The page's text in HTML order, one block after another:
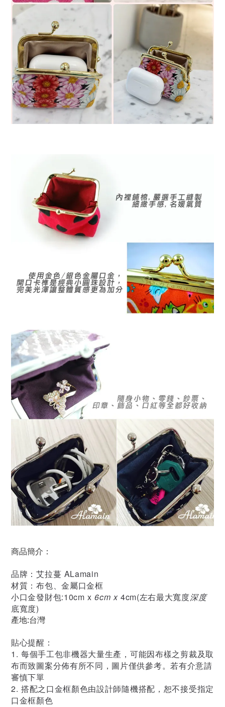
商品簡介：
品牌：艾拉蔓 ALamain
材質：布包、金屬口金框
小口金發財包:10cm x6cm x 4cm(左右最大寬度深度
底寬度)
產地:台灣
貼心提醒：
1. 每個手工包非機器大量生產，可能因布樣之剪裁及取
布而致圖案分佈有所不同，圖片僅供參考。若有介意請
審慎下單
2. 搭配之口金框顏色由設計師隨機搭配，恕不接受指定
口金框顏色